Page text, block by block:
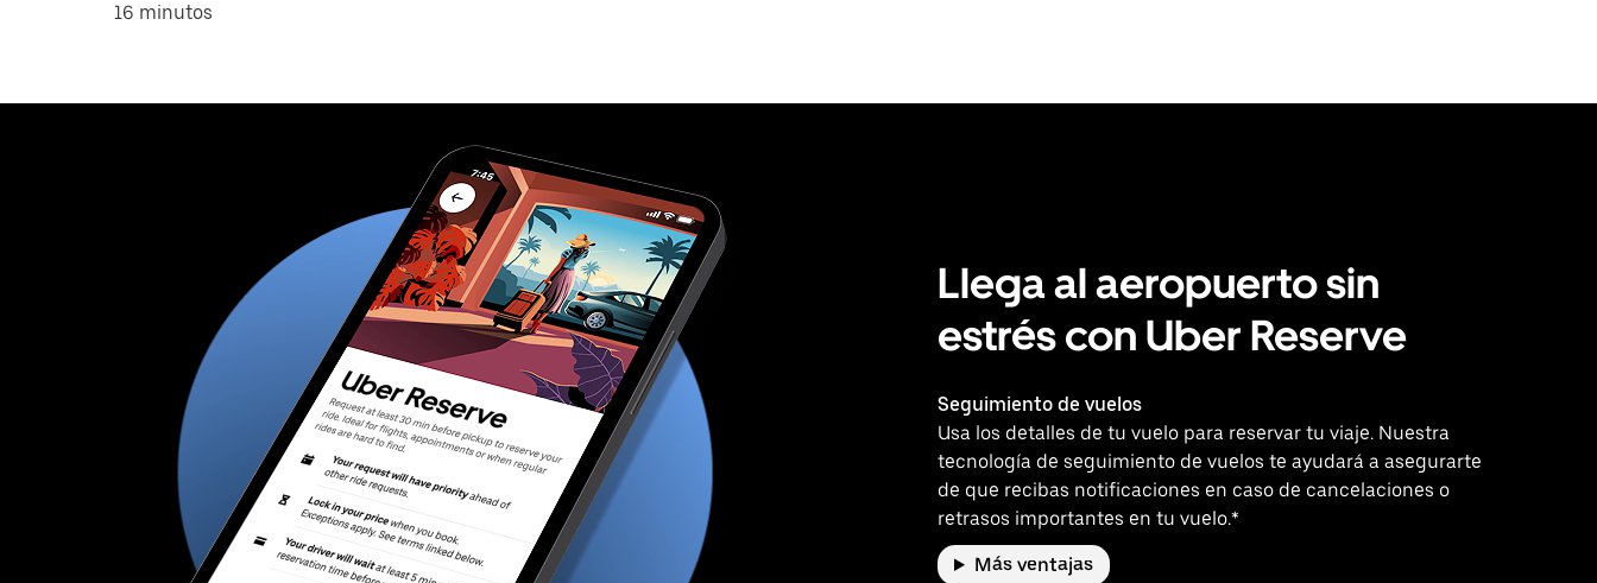
16 minutos
Llega al aeropuerto sin
estrés con Uber Reserve
Seguimiento de vuelos
Usa los detalles de tu vuelo para reservar tu viaje. Nuestra
tecnología de seguimiento de vuelos te ayudará a asegurarte
de que recibas notificaciones en caso de cancelaciones o
retrasos importantes en tu vuelo.*
Más ventajas